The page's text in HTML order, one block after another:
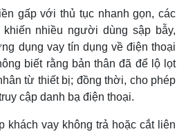
gấp với thủ tục nhanh gọn, các
nhiều người dùng sập bẫy,
dụng vay tín dụng về điện thoại
biết rằng bản thân đã để lộ lọt
từ thiết bị; đồng thời, cho phép
cập danh bạ điện thoại.
vay không trả hoặc cắt liên